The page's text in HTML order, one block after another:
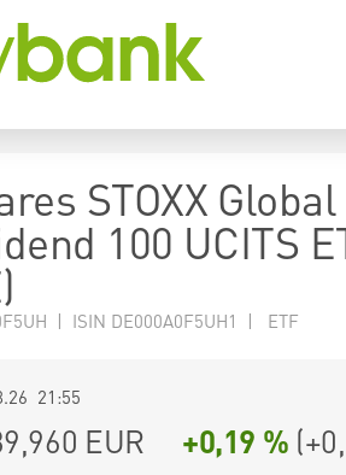
STOXX
100 UCITS
| ISIN DE000A0F5UH1 | ETF
21:55
EUR +0,19 % (